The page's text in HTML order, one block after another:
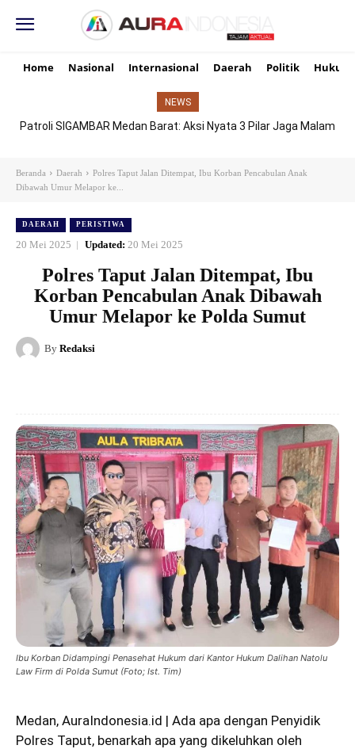
Home Nasional Internasional Daerah Politik Hukum
NEWS
Patroli SIGAMBAR Medan Barat: Aksi Nyata 3 Pilar Jaga Malam
Beranda Daerah
Polres Taput Jalan Ditempat, Ibu Korban Pencabulan Anak
Dibawah Umur Melapor ke...
DAERAH PERISTIWA
20 Mei 2025 Updated: 20 Mei 2025
Polres Taput Jalan Ditempat, Ibu
Korban Pencabulan Anak Dibawah
Umur Melapor ke Polda Sumut
By Redaksi
Ibu Korban Didampingi Penasehat Hukum dari Kantor Hukum Dalihan Natolu
Law Firm di Polda Sumut (Foto; Ist. Tim)
Medan, AuraIndonesia.id | Ada apa dengan Penyidik
Polres Taput, benarkah apa yang dikeluhkan oleh